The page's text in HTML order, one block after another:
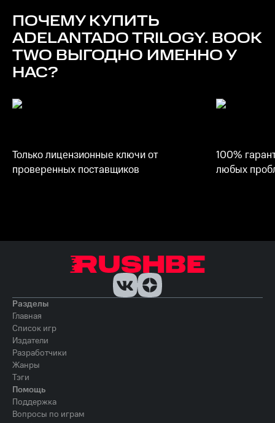
ПОЧЕМУ КУПИТЬ
ADELANTADO TRILOGY. BOOK
TWO ВЫГОДНО ИМЕННО У
НАС?
Только лицензионные ключи от
проверенных поставщиков
100%
любых
Разделы
Главная
Список игр
Издатели
Разработчики
Жанры
Тэги
Помощь
Поддержка
Вопросы по играм